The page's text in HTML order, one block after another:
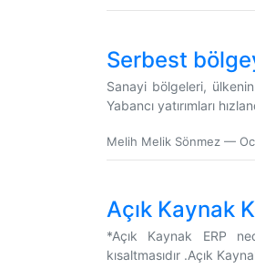
Serbest
Sanayi bölgeleri,
Yabancı yatırımları
Melih Melik Sönmez —
Açık Kaynak
*Açık Kaynak ERP
kısaltmasıdır .Açık